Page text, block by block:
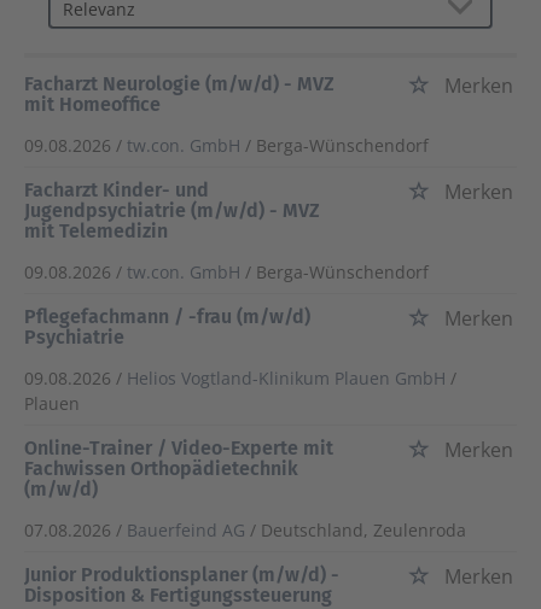
Facharzt Neurologie (m/w/d) - MVZ
mit Homeoffice
Merken
09.08.2026 / tw.con. GmbH / Berga-Wünschendorf
Facharzt Kinder- und
Jugendpsychiatrie (m/w/d) - MVZ
mit Telemedizin
Merken
09.08.2026 / tw.con. GmbH / Berga-Wünschendorf
Pflegefachmann / -frau (m/w/d)
Psychiatrie
Merken
09.08.2026 / Helios Vogtland-Klinikum Plauen GmbH /
Plauen
Online-Trainer / Video-Experte mit
Fachwissen Orthopädietechnik
(m/w/d)
Merken
07.08.2026 / Bauerfeind AG / Deutschland, Zeulenroda
Junior Produktionsplaner (m/w/d) -
Disposition & Fertigungssteuerung
Merken